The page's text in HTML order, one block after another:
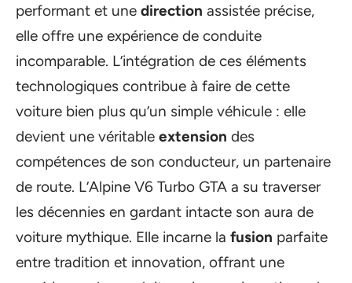
performant et une direction assistée précise,
elle offre une expérience de conduite
incomparable. L’intégration de ces éléments
technologiques contribue à faire de cette
voiture bien plus qu’un simple véhicule : elle
devient une véritable extension des
compétences de son conducteur, un partenaire
de route. L’Alpine V6 Turbo GTA a su traverser
les décennies en gardant intacte son aura de
voiture mythique. Elle incarne la fusion parfaite
entre tradition et innovation, offrant une